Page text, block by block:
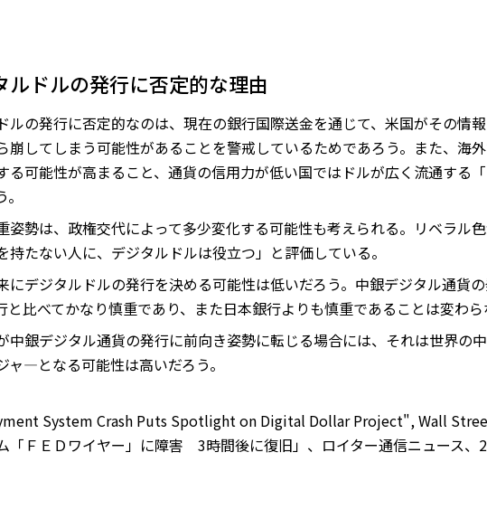
ルドルの発行に否定的な理由
ルの発行に否定的なのは、現在の銀行国際送金を通じて、米国がその情
崩してしまう可能性があることを警戒しているためであろう。また、海
る可能性が高まること、通貨の信用力が低い国ではドルが広く流通する
姿勢は、政権交代によって多少変化する可能性も考えられる。リベラル
持たない人に、デジタルドルは役立つ」と評価している。
にデジタルドルの発行を決める可能性は低いだろう。中銀デジタル通貨
と比べてかなり慎重であり、また日本銀行よりも慎重であることは変わら
中銀デジタル通貨の発行に前向き姿勢に転じる場合には、それは世界の
ャ―となる可能性は高いだろう。
System Crash Puts Spotlight on Digital Dollar Project", Wall
「ＦＥＤワイヤー」に障害 3時間後に復旧」、ロイター通信ニュース、